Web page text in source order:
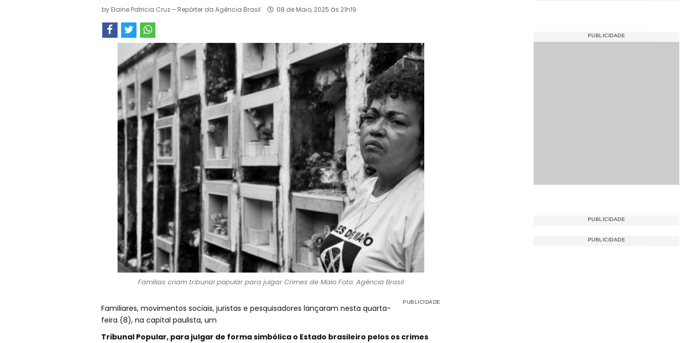
by Elaine Patricia Cruz – Repórter da Agência Brasil 08 de Maio, 2025 às 21h19
Famílias criam tribunal popular para julgar Crimes de Maio Foto: Agência Brasil
Familiares, movimentos sociais, juristas e pesquisadores lançaram nesta quarta-
feira (8), na capital paulista, um
Tribunal Popular, para julgar de forma simbólica o Estado brasileiro pelos os crimes